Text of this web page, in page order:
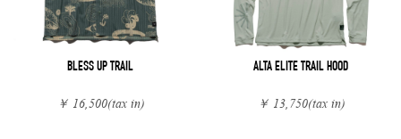
BLESS UP TRAIL
￥ 16,500(tax in)
ALTA ELITE TRAIL HOOD
￥ 13,750(tax in)